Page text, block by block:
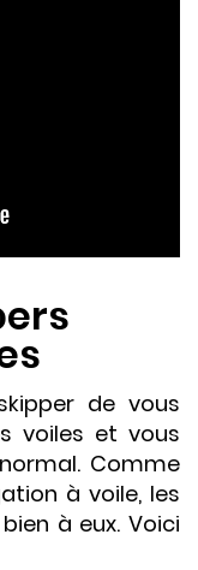
de vous
voiles et vous
Comme
à voile, les
à eux. Voici